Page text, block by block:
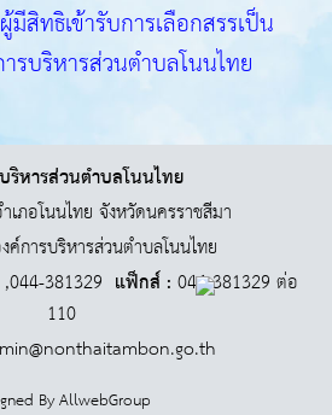
สิทธิเข้ารับการเลือกสรรเป็น
รบริหารส่วนตำบลโนนไทย
ริหารส่วนตำบลโนนไทย
เภอโนนไทย จังหวัดนครราชสีมา
การบริหารส่วนตำบลโนนไทย
381329 แฟ็กส์ : 044-381329 ต่อ
110
ByAllwebGroup